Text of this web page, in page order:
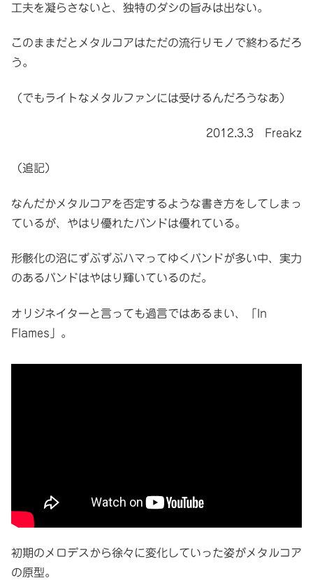
工夫を凝らさないと、独特のダシの旨みは出ない。
このままだとメタルコアはただの流行りモノで終わるだろ
う。
（でもライトなメタルファンには受けるんだろうなあ）
2012.3.3 Freakz
（追記）
なんだかメタルコアを否定するような書き方をしてしまっ
ているが、やはり優れたバンドは優れている。
形骸化の沼にずぶずぶハマってゆくバンドが多い中、実力
のあるバンドはやはり輝いているのだ。
オリジネイターと言っても過言ではあるまい、「In
Flames」。
初期のメロデスから徐々に変化していった姿がメタルコア
の原型。